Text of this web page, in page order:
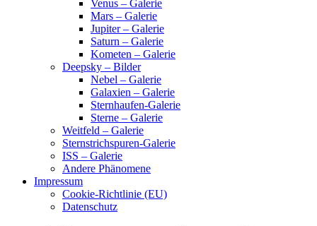
Venus – Galerie
Mars – Galerie
Jupiter – Galerie
Saturn – Galerie
Kometen – Galerie
Deepsky – Bilder
Nebel – Galerie
Galaxien – Galerie
Sternhaufen-Galerie
Sterne – Galerie
Weitfeld – Galerie
Sternstrichspuren-Galerie
ISS – Galerie
Andere Phänomene
Impressum
Cookie-Richtlinie (EU)
Datenschutz